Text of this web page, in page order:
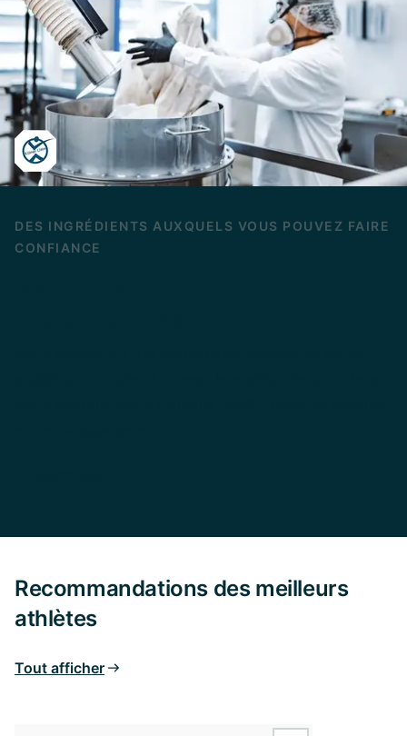
DES INGRÉDIENTS AUXQUELS VOUS POUVEZ FAIRE
CONFIANCE
Recommandations des meilleurs
athlètes
Tout afficher